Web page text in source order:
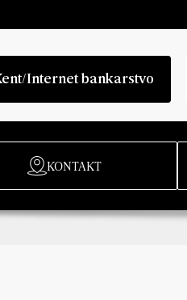
Internet bankarstvo
KONTAKT